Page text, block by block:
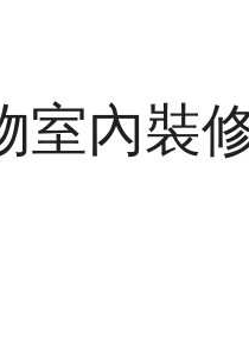
室內裝